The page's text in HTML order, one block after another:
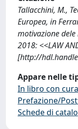
Tallacchini, M.,
Europea, in
motivazione
2018: <<LAW
[http://
Appare nelle
In libro con
Prefazione/
Schede di